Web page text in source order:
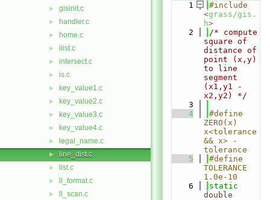
► gisinit.c
► handler.c
► home.c
► ilist.c
► intersect.c
► is.c
► key_value1.c
► key_value2.c
► key_value3.c
► key_value4.c
► legal_name.c
► line_dist.c
► list.c
► ll_format.c
► ll_scan.c
    1
#include
<grass/gis.
h>
    2
/* compute
square of
distance of
point (x,y)
to line
segment
(x1,y1 -
x2,y2) */
    3
    4
#define
ZERO(x)
x<tolerance
&& x> -
tolerance
    5
#define
TOLERANCE
1.0e-10
    6
static
double